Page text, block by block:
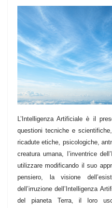
L’Intelligenza Artificiale è il
questioni tecniche e
ricadute etiche, psicologiche,
creatura umana, l’inventrice
utilizzare modificando il suo
pensiero, la visione
dell’irruzione dell’Intelligenza
del pianeta Terra, il loro